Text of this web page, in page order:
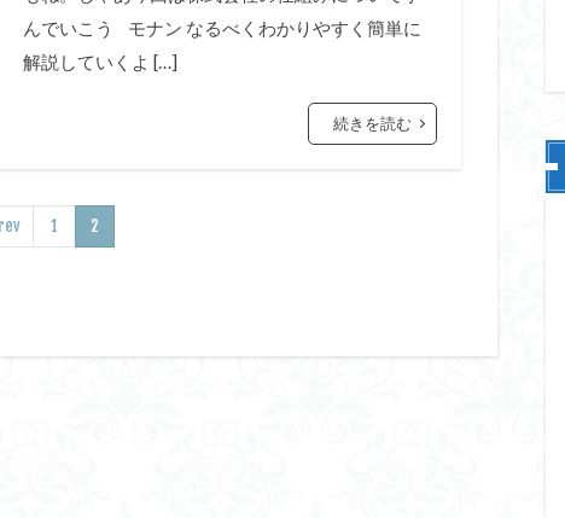
んでいこう モナン なるべくわかりやすく簡単に
解説していくよ […]
続きを読む
1 2